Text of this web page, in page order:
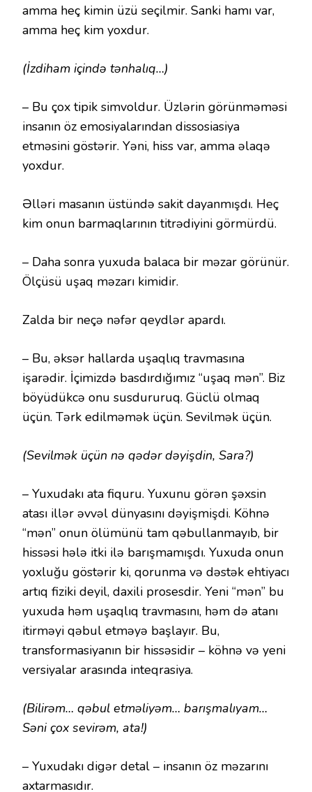
amma heç kimin üzü seçilmir. Sanki hamı var,
amma heç kim yoxdur.
(İzdiham içində tənhalıq…)
– Bu çox tipik simvoldur. Üzlərin görünməməsi
insanın öz emosiyalarından dissosiasiya
etməsini göstərir. Yəni, hiss var, amma əlaqə
yoxdur.
Əlləri masanın üstündə sakit dayanmışdı. Heç
kim onun barmaqlarının titrədiyini görmürdü.
– Daha sonra yuxuda balaca bir məzar görünür.
Ölçüsü uşaq məzarı kimidir.
Zalda bir neçə nəfər qeydlər apardı.
– Bu, əksər hallarda uşaqlıq travmasına
işarədir. İçimizdə basdırdığımız “uşaq mən”. Biz
böyüdükcə onu susdururuq. Güclü olmaq
üçün. Tərk edilməmək üçün. Sevilmək üçün.
(Sevilmək üçün nə qədər dəyişdin, Sara?)
– Yuxudakı ata fiquru. Yuxunu görən şəxsin
atası illər əvvəl dünyasını dəyişmişdi. Köhnə
“mən” onun ölümünü tam qəbullanmayıb, bir
hissəsi hələ itki ilə barışmamışdı. Yuxuda onun
yoxluğu göstərir ki, qorunma və dəstək ehtiyacı
artıq fiziki deyil, daxili prosesdir. Yeni “mən” bu
yuxuda həm uşaqlıq travmasını, həm də atanı
itirməyi qəbul etməyə başlayır. Bu,
transformasiyanın bir hissəsidir – köhnə və yeni
versiyalar arasında inteqrasiya.
(Bilirəm… qəbul etməliyəm… barışmalıyam…
Səni çox sevirəm, ata!)
– Yuxudakı digər detal – insanın öz məzarını
axtarmasıdır.